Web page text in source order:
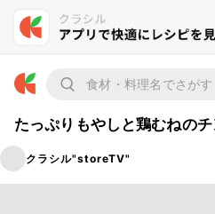
たっぷりもやしと鶏むねの
クラシル"storeTV"